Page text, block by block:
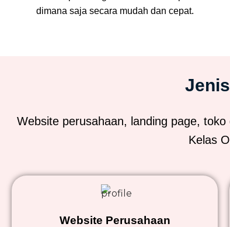
dimana saja secara mudah dan cepat.
Website perusahaan, landing page,
Kelas
Website Perusahaan